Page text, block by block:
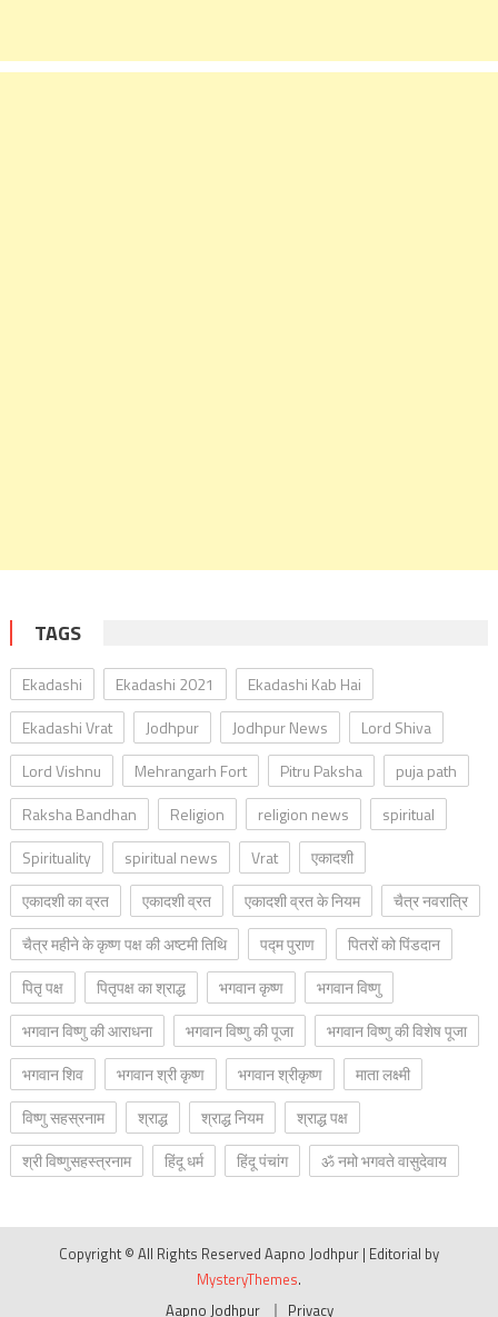
TAGS
Ekadashi Ekadashi 2021
Ekadashi Kab Hai
Ekadashi Vrat
Jodhpur Jodhpur News
Lord Shiva
Lord Vishnu
Mehrangarh Fort Pitru Paksha
puja path
Raksha Bandhan
Religion religion news
spiritual
Spirituality
spiritual news Vrat
एकादशी
एकादशी का व्रत
एकादशी व्रत एकादशी व्रत के नियम
चैत्र नवरात्रि
चैत्र महीने के कृष्ण पक्ष की अष्टमी तिथि
पद्म पुराण
पितरों को पिंडदान
पितृ पक्ष
पितृपक्ष का श्राद्ध भगवान कृष्ण
भगवान विष्णु
भगवान विष्णु की आराधना
भगवान विष्णु की पूजा
भगवान विष्णु की विशेष पूजा
भगवान शिव
भगवान श्री कृष्ण भगवान श्रीकृष्ण
माता लक्ष्मी
विष्णु सहस्रनाम
श्राद्ध श्राद्ध नियम
श्राद्ध पक्ष
श्री विष्णुसहस्त्रनाम
हिंदू धर्म हिंदू पंचांग ॐ नमो भगवते वासुदेवाय
Copyright © All Rights Reserved Aapno Jodhpur | Editorial by
MysteryThemes.
Aapno Jodhpur
Privacy